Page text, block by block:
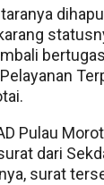
Pulau
dari
surat